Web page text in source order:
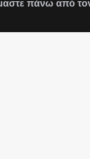
πάνω από